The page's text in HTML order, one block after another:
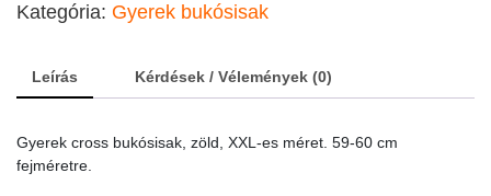
es
60
fejméretre.
Kategória: Gyerek bukósisak
Leírás Kérdések / Vélemények (0)
Gyerek cross bukósisak, zöld, XXL-es méret. 59-60 cm
fejméretre.